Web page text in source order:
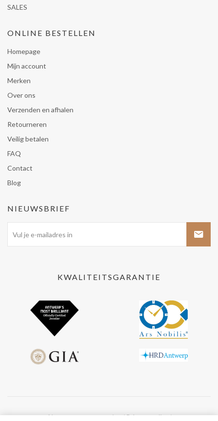
SALES
ONLINE BESTELLEN
Homepage
Mijn account
Merken
Over ons
Verzenden en afhalen
Retourneren
Veilig betalen
FAQ
Contact
Blog
NIEUWSBRIEF
KWALITEITSGARANTIE
Algemene voorwaarden Privacy policy